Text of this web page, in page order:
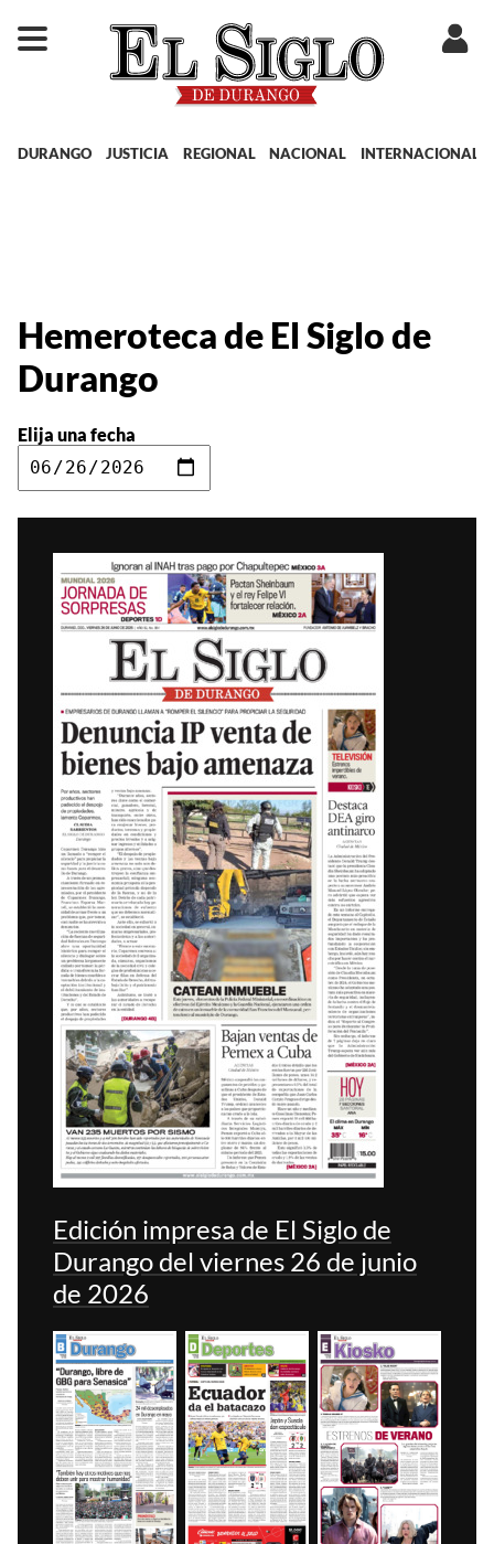
DURANGO JUSTICIA REGIONAL NACIONAL INTERNACIONAL
Hemeroteca de El Siglo de
Durango
Elija una fecha
Edición impresa de El Siglo de
Durango del viernes 26 de junio
de 2026